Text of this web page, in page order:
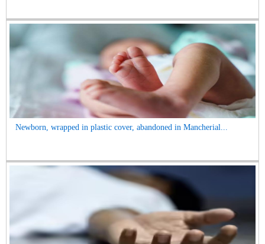
Newborn, wrapped in plastic cover, abandoned in Mancherial...